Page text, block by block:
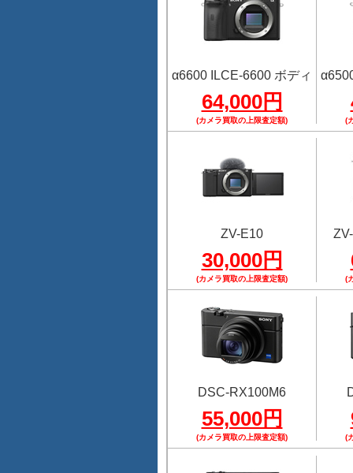
α6600 ILCE-6600 ボディ
64,000円
(カメラ買取の上限査定額) (
ZV-E10
30,000円
(カメラ買取の上限査定額) (
DSC-RX100M6
55,000円
(カメラ買取の上限査定額) (